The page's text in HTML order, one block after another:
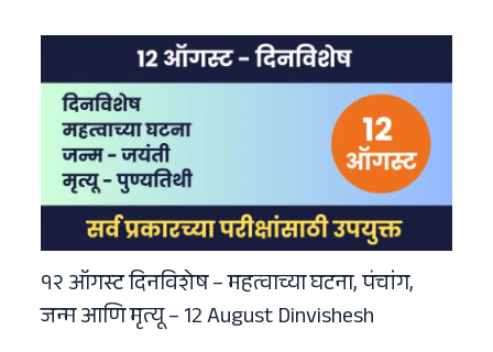
१२ ऑगस्ट दिनविशेष – महत्वाच्या घटना, पंचांग,
जन्म आणि मृत्यू – 12 August Dinvishesh